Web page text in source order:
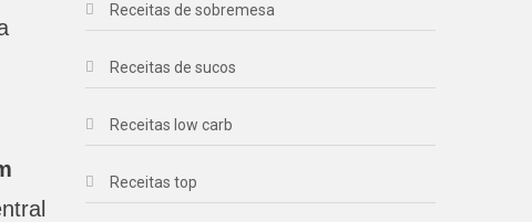
Receitas de sobremesa
Receitas de sucos
Receitas low carb
Receitas top